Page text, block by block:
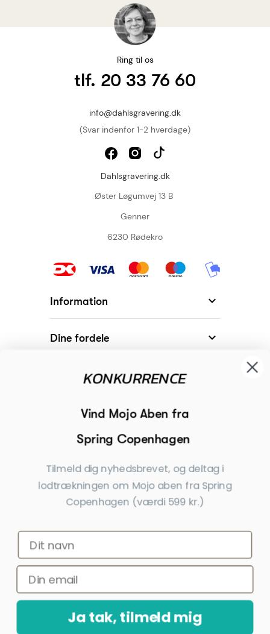
Ring til os
tlf. 20 33 76 60
info@dahlsgravering.dk
(Svar indenfor 1-2 hverdage)
Dahlsgravering.dk
Øster Løgumvej 13 B
Genner
6230 Rødekro
Information 
Dine fordele 
Modtager
Begivenheder
Inspiration
Tilmeld dig nyhedsbrevet
Få nyheder, tips og tilbud før andre
Ja tak, tilmeld mig
af Dahls Gravering til at sende nyhedsbreve og kampagnetilbud. Afmelding kan
altid ske nederst i nyhedsbrevet.
KONKURRENCE
Vind Mojo Aben fra
Spring Copenhagen
Tilmeld dig nyhedsbrevet, og deltag i
lodtrækningen om Mojo aben fra Spring
Copenhagen (værdi 599 kr.)
Ja tak, tilmeld mig